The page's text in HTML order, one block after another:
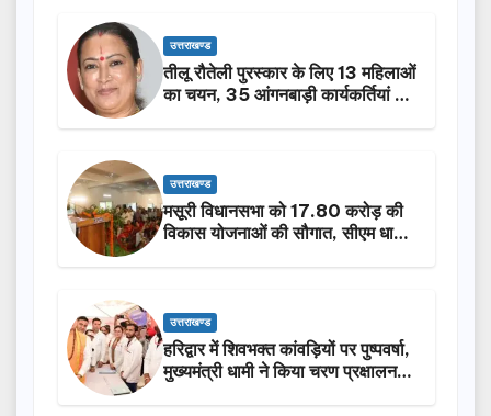
उत्तराखण्ड
तीलू रौतेली पुरस्कार के लिए 13 महिलाओं
का चयन, 35 आंगनबाड़ी कार्यकर्तियां भी
उत्तराखण्ड
मसूरी विधानसभा को 17.80 करोड़ की
विकास योजनाओं की सौगात, सीएम धामी
उत्तराखण्ड
हरिद्वार में शिवभक्त कांवड़ियों पर पुष्पवर्षा,
मुख्यमंत्री धामी ने किया चरण प्रक्षालन…